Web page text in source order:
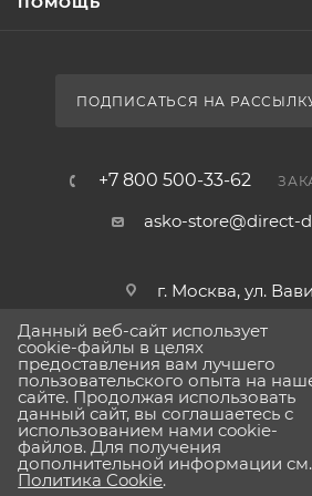
ПОД ЗАКАЗ
защищает детей от случайного
гостиной.
программам:Eco‑режим
справляется с тяжёлой
Anti Block™ гарантирует
В итоге Asko DFI645MB/1 – это
энергоэффективный помощник
который сочетает передовые
простотой использования. Если
долговечность и заботу о семье,
ПОДПИСАТЬСЯ НА
+7 800 500-33-62
asko-store@direct-
г. Москва, ул.
2026 © Сделано в direct-
Данный веб-сайт использует
cookie-файлы в целях
предоставления вам лучшего
пользовательского опыта на
сайте. Продолжая использовать
данный сайт, вы соглашаетесь с
использованием нами cookie-
файлов. Для получения
дополнительной информации см.
Политика Cookie.